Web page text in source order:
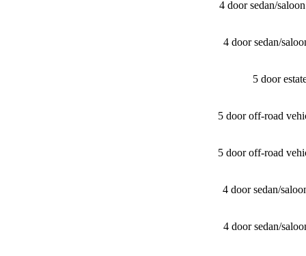
4 door sedan/​
4 door sedan/​
5 door
5 door off-road
5 door off-road
4 door sedan/​
4 door sedan/​